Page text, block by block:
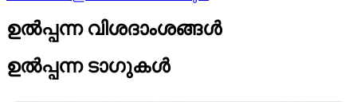
ഉൽപ്പന്ന വിശദാംശങ്ങൾ
ഉൽപ്പന്ന ടാഗുകൾ